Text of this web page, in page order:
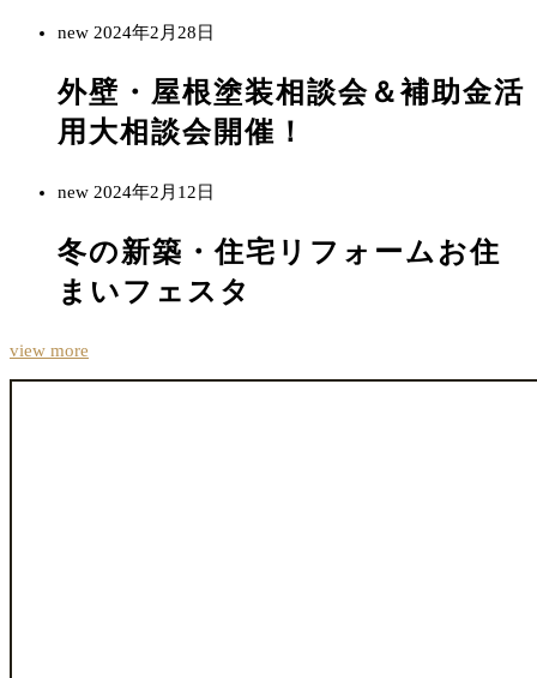
new 2024年2月28日
外壁・屋根塗装相談会＆補助金活
用大相談会開催！
new 2024年2月12日
冬の新築・住宅リフォームお住
まいフェスタ
view more